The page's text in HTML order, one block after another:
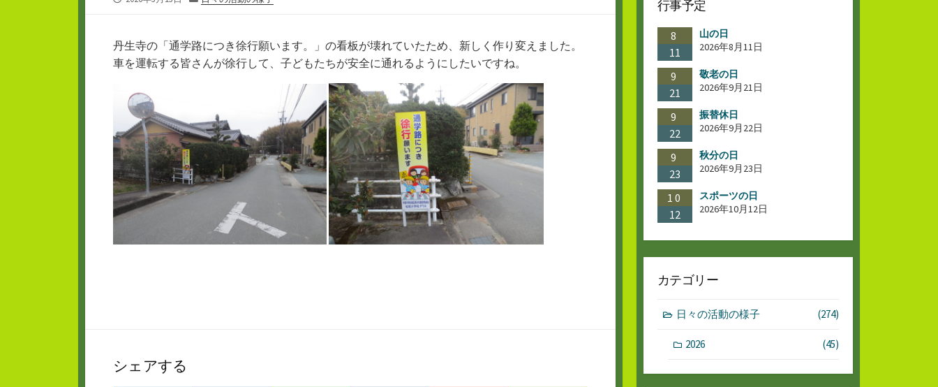
リ
ー
丹生寺の「通学路につき徐行願います。」の看板が壊れていたため、新しく作り変えました。
車を運転する皆さんが徐行して、子どもたちが安全に通れるようにしたいですね。
シェアする
行事予定
8
11
山の日
2026年8月11日
9
21
敬老の日
2026年9月21日
9
22
振替休日
2026年9月22日
9
23
秋分の日
2026年9月23日
10
12
スポーツの日
2026年10月12日
カテゴリー
日々の活動の様子 (274)
2026 (45)